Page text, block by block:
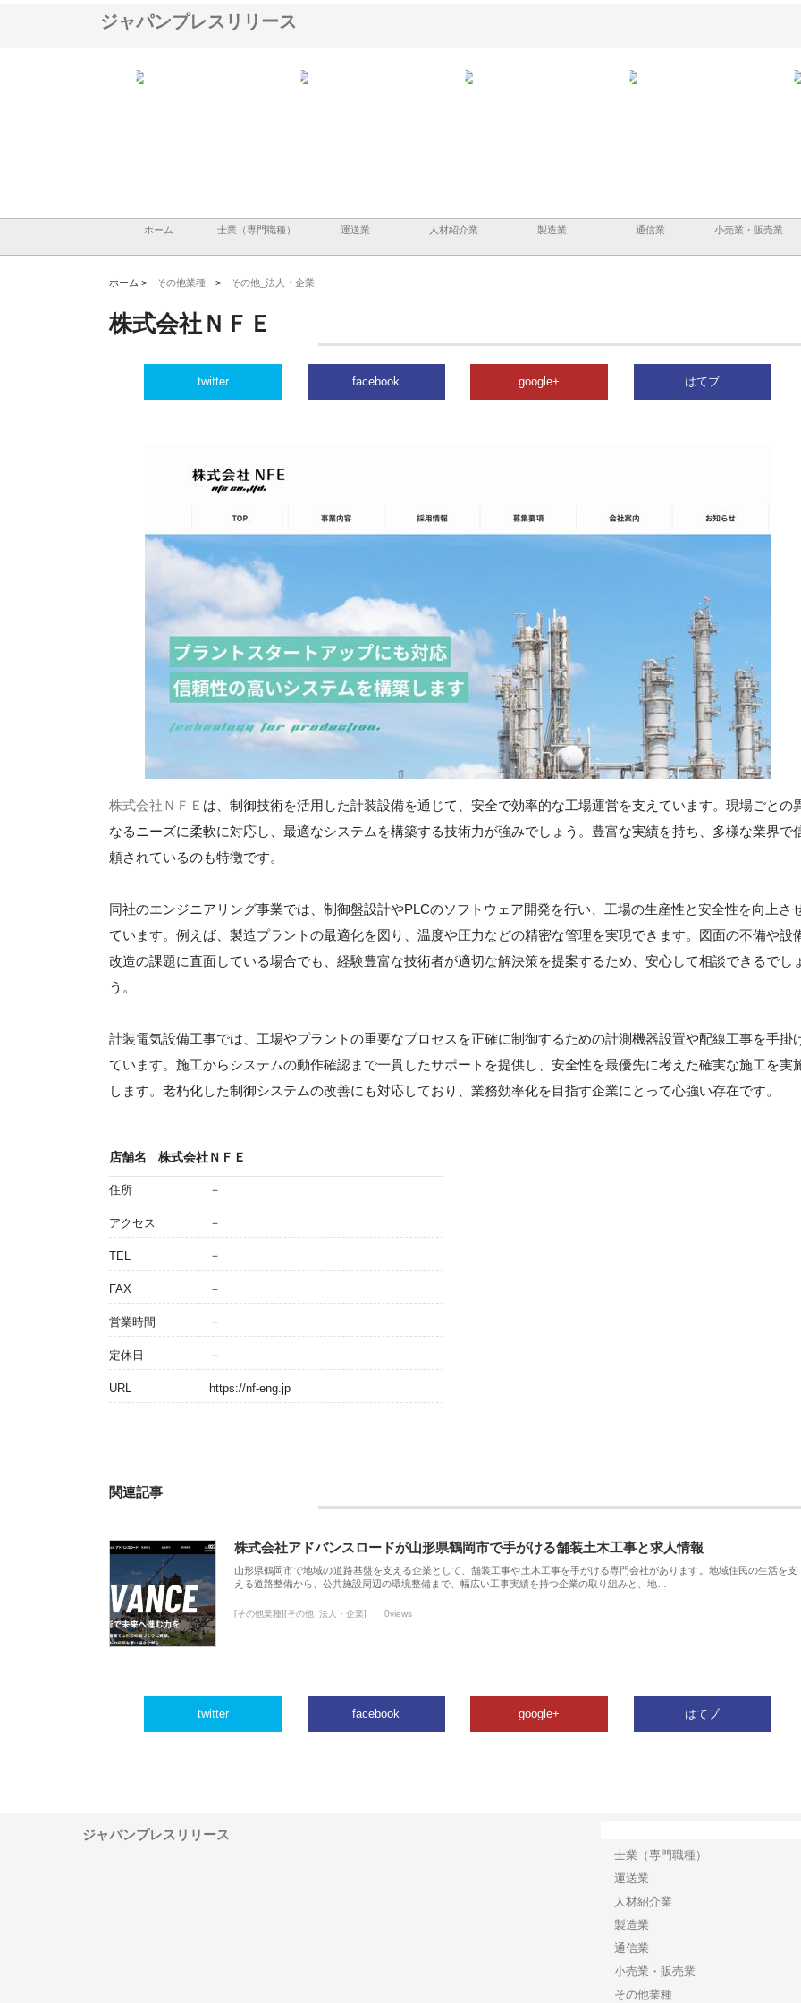
ジャパンプレスリリース
ホーム 士業（専門職種） 運送業 人材紹介業 製造業 通信業 小売業・販売業
ホーム > その他業種 > その他_法人・企業
株式会社ＮＦＥ
twitter facebook google+ はてブ
株式会社ＮＦＥ は、制御技術を活用した計装設備を通じて、安全で効率的な工場運営を支えています。現場ごとの
なるニーズに柔軟に対応し、最適なシステムを構築する技術力が強みでしょう。豊富な実績を持ち、多様な業界で
頼されているのも特徴です。
同社のエンジニアリング事業では、制御盤設計やPLCのソフトウェア開発を行い、工場の生産性と安全性を向上さ
ています。例えば、製造プラントの最適化を図り、温度や圧力などの精密な管理を実現できます。図面の不備や設
改造の課題に直面している場合でも、経験豊富な技術者が適切な解決策を提案するため、安心して相談できるでし
う。
計装電気設備工事では、工場やプラントの重要なプロセスを正確に制御するための計測機器設置や配線工事を手掛
ています。施工からシステムの動作確認まで一貫したサポートを提供し、安全性を最優先に考えた確実な施工を実
します。老朽化した制御システムの改善にも対応しており、業務効率化を目指す企業にとって心強い存在です。
店舗名 株式会社ＮＦＥ
住所 －
アクセス －
TEL －
FAX －
営業時間 －
定休日 －
URL https://nf-eng.jp
関連記事
株式会社アドバンスロードが山形県鶴岡市で手がける舗装土木工事と求人情報
山形県鶴岡市で地域の道路基盤を支える企業として、舗装工事や土木工事を手がける専門会社があります。地域住民の生活を支
える道路整備から、公共施設周辺の環境整備まで、幅広い工事実績を持つ企業の取り組みと、地…
[その他業種][その他_法人・企業] 0views
twitter facebook google+ はてブ
ジャパンプレスリリース
士業（専門職種）
運送業
人材紹介業
製造業
通信業
小売業・販売業
その他業種